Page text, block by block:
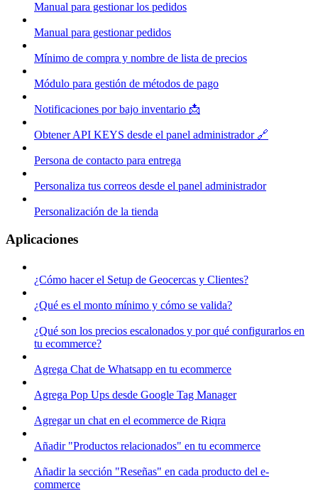
Manual para gestionar los pedidos
Manual para gestionar pedidos
Mínimo de compra y nombre de lista de precios
Módulo para gestión de métodos de pago
Notificaciones por bajo inventario 📩
Obtener API KEYS desde el panel administrador 🔗
Persona de contacto para entrega
Personaliza tus correos desde el panel administrador
Personalización de la tienda
Aplicaciones
¿Cómo hacer el Setup de Geocercas y Clientes?
¿Qué es el monto mínimo y cómo se valida?
¿Qué son los precios escalonados y por qué configurarlos en
tu ecommerce?
Agrega Chat de Whatsapp en tu ecommerce
Agrega Pop Ups desde Google Tag Manager
Agregar un chat en el ecommerce de Riqra
Añadir "Productos relacionados" en tu ecommerce
Añadir la sección "Reseñas" en cada producto del e-
commerce